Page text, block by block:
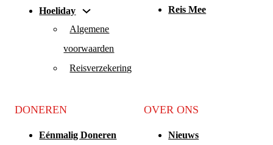
Hoeliday
Algemene
voorwaarden
Reisverzekering
Reis Mee
DONEREN
Eénmalig Doneren
OVER ONS
Nieuws